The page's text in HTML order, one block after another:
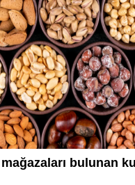
bulunan